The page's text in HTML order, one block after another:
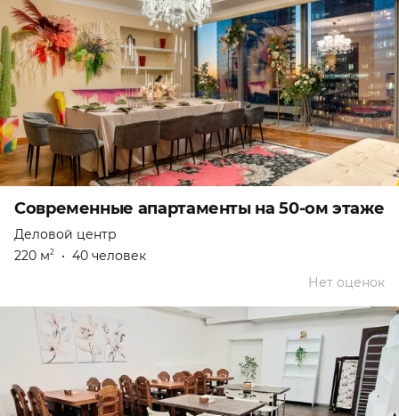
Современные апартаменты на 50-ом этаже
Деловой центр
220 м2 • 40 человек
Нет оценок